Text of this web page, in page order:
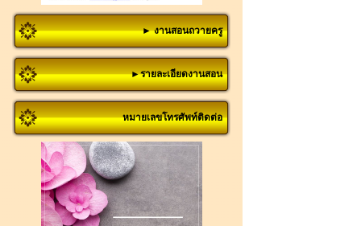
► งานสอนถวายครู
►รายละเอียดงานสอน
หมายเลขโทรศัพท์ติดต่อ